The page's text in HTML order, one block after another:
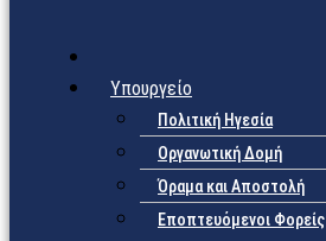
Υπουργείο
Πολιτική Ηγεσία
Οργανωτική Δομή
Όραμα και Αποστολή
Εποπτευόμενοι Φορείς